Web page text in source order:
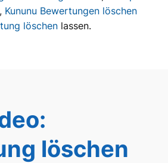
, Kununu Bewertungen löschen
löschen lassen.
löschen